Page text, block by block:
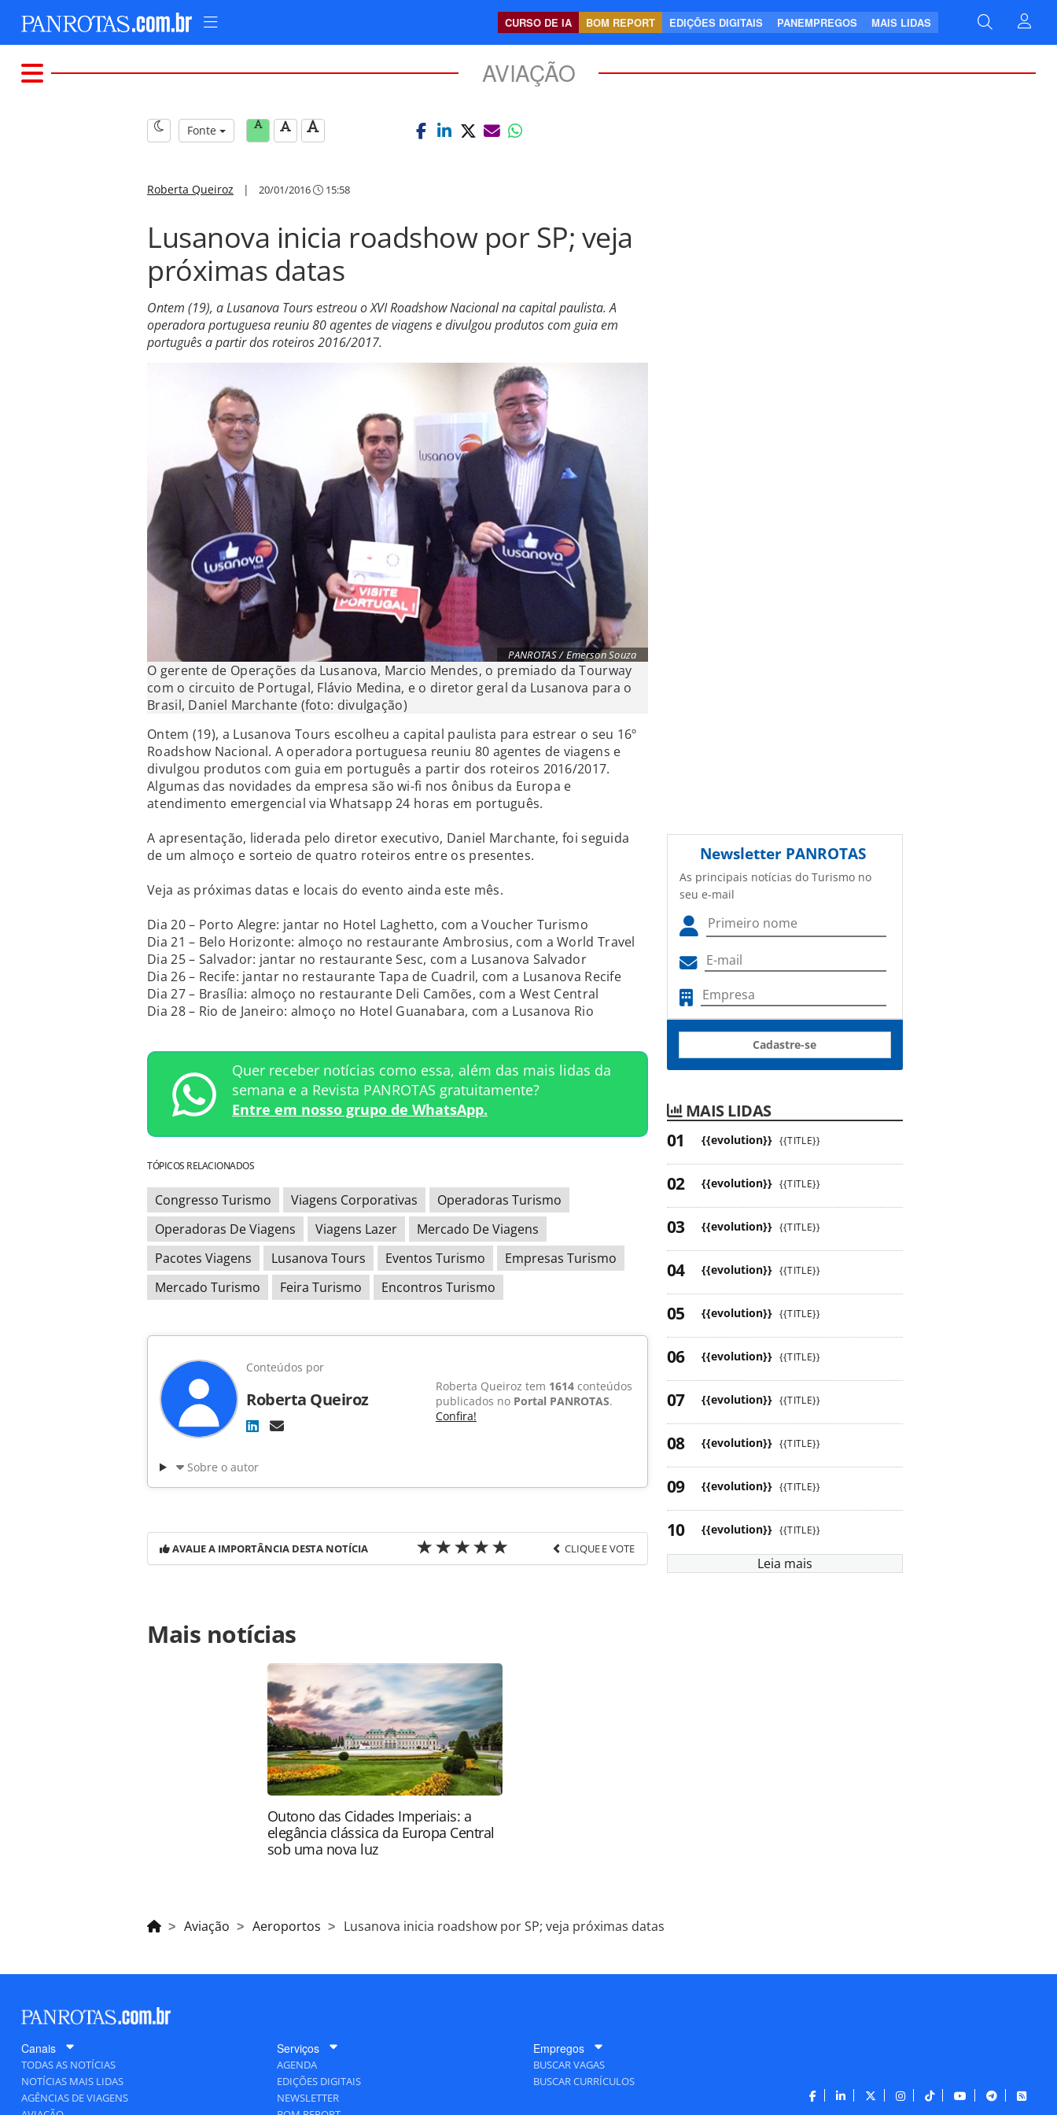
CURSO DE IA BOM REPORT EDIÇÕES DIGITAIS PANEMPREGOS MAIS LIDAS
AVIAÇÃO
Fonte
Roberta Queiroz | 20/01/2016 15:58
Lusanova inicia roadshow por SP; veja
próximas datas
Ontem (19), a Lusanova Tours estreou o XVI Roadshow Nacional na capital paulista. A
operadora portuguesa reuniu 80 agentes de viagens e divulgou produtos com guia em
português a partir dos roteiros 2016/2017.
PANROTAS / Emerson Souza
O gerente de Operações da Lusanova, Marcio Mendes, o premiado da Tourway
com o circuito de Portugal, Flávio Medina, e o diretor geral da Lusanova para o
Brasil, Daniel Marchante (foto: divulgação)
Ontem (19), a Lusanova Tours escolheu a capital paulista para estrear o seu 16º
Roadshow Nacional. A operadora portuguesa reuniu 80 agentes de viagens e
divulgou produtos com guia em português a partir dos roteiros 2016/2017.
Algumas das novidades da empresa são wi-fi nos ônibus da Europa e
atendimento emergencial via Whatsapp 24 horas em português.
A apresentação, liderada pelo diretor executivo, Daniel Marchante, foi seguida
de um almoço e sorteio de quatro roteiros entre os presentes.
Veja as próximas datas e locais do evento ainda este mês.
Dia 20 – Porto Alegre: jantar no Hotel Laghetto, com a Voucher Turismo
Dia 21 – Belo Horizonte: almoço no restaurante Ambrosius, com a World Travel
Dia 25 – Salvador: jantar no restaurante Sesc, com a Lusanova Salvador
Dia 26 – Recife: jantar no restaurante Tapa de Cuadril, com a Lusanova Recife
Dia 27 – Brasília: almoço no restaurante Deli Camões, com a West Central
Dia 28 – Rio de Janeiro: almoço no Hotel Guanabara, com a Lusanova Rio
Quer receber notícias como essa, além das mais lidas da
semana e a Revista PANROTAS gratuitamente?
Entre em nosso grupo de WhatsApp.
TÓPICOS RELACIONADOS
Congresso Turismo Viagens Corporativas
Operadoras Turismo
Operadoras De Viagens
Viagens Lazer
Mercado De Viagens
Pacotes Viagens
Lusanova Tours Eventos Turismo
Empresas Turismo
Mercado Turismo
Feira Turismo Encontros Turismo
Conteúdos por
Roberta Queiroz
Roberta Queiroz tem 1614 conteúdos
publicados no Portal PANROTAS.
Confira!
Sobre o autor
AVALIE A IMPORTÂNCIA DESTA NOTÍCIA CLIQUE E VOTE
https://www.panrotas.com.br/noticia-turismo/aviacao/2016/01/lusanova-inicia-
roadshow-por-sp-veja-proximas-datas_122772.html ou as ferramentas oferecidas na
página. Todo o conteúdo produzido pela PANROTAS Editora é protegido pela legislação
brasileira sobre direito autoral. Não reproduza o conteúdo sem autorização da
PANROTAS Editora (copyright@panrotas.com.br).
Mais notícias
Outono das Cidades Imperiais: a
elegância clássica da Europa Central
sob uma nova luz
Newsletter PANROTAS
As principais notícias do Turismo no
seu e-mail
Cadastre-se
MAIS LIDAS
{{evolution}} {{TITLE}}
{{evolution}} {{TITLE}}
{{evolution}} {{TITLE}}
{{evolution}} {{TITLE}}
{{evolution}} {{TITLE}}
{{evolution}} {{TITLE}}
{{evolution}} {{TITLE}}
{{evolution}} {{TITLE}}
{{evolution}} {{TITLE}}
{{evolution}} {{TITLE}}
Leia mais
Aviação Aeroportos Lusanova inicia roadshow por SP; veja próximas datas
Canais
TODAS AS NOTÍCIAS
NOTÍCIAS MAIS LIDAS
AGÊNCIAS DE VIAGENS
Serviços
AGENDA
EDIÇÕES DIGITAIS
NEWSLETTER
Empregos
BUSCAR VAGAS
BUSCAR CURRÍCULOS